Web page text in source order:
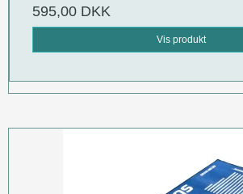
595,00 DKK
Vis produkt